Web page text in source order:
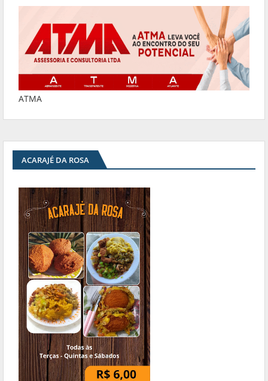
ATMA
ACARAJÉ DA ROSA